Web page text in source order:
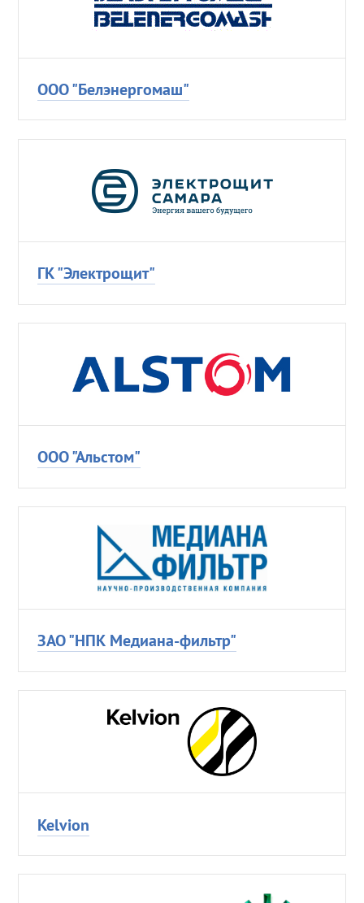
ООО "Белэнергомаш"
ГК "Электрощит"
ООО "Альстом"
ЗАО "НПК Медиана-фильтр"
Кеlvion